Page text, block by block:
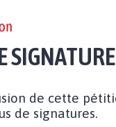
SIGNATURE
de cette
de signatures.